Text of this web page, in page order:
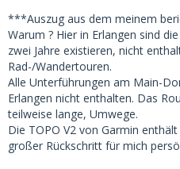
***Auszug aus dem meinem
Warum ? Hier in Erlangen sind
zwei Jahre existieren, nicht
Rad-/Wandertouren.
Alle Unterführungen am Main-
Erlangen nicht enthalten. Das
teilweise lange, Umwege.
Die TOPO V2 von Garmin
großer Rückschritt für mich